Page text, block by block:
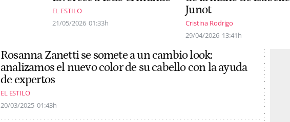
EL ESTILO
21/05/2026 01:33h
Junot
Cristina Rodrigo
29/04/2026 13:41h
Rosanna Zanetti se somete a un cambio look:
analizamos el nuevo color de su cabello con la ayuda
de expertos
EL ESTILO
20/03/2025 01:43h